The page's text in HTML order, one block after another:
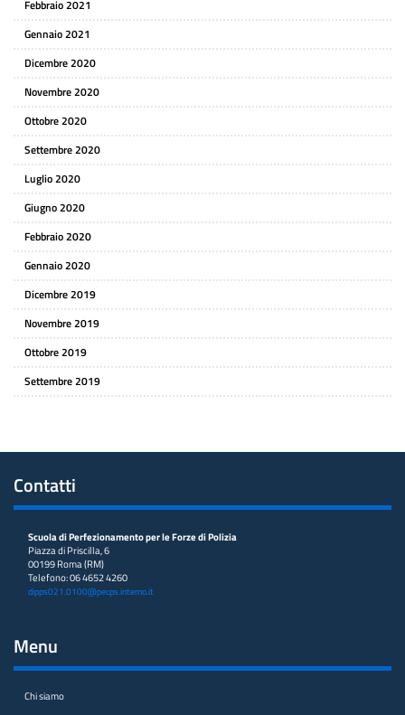
Febbraio 2021
Gennaio 2021
Dicembre 2020
Novembre 2020
Ottobre 2020
Settembre 2020
Luglio 2020
Giugno 2020
Febbraio 2020
Gennaio 2020
Dicembre 2019
Novembre 2019
Ottobre 2019
Settembre 2019
Contatti
Scuola di Perfezionamento per le Forze di Polizia
Piazza di Priscilla, 6
00199 Roma (RM)
Telefono: 06 4652 4260
dipps021.0100@pecps.interno.it
Menu
Chi siamo